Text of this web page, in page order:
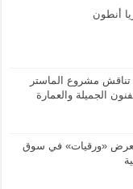
أنطون
تناقش مشروع الماستر
الجميلة والعمارة
معرض «ورقيات» في سوق